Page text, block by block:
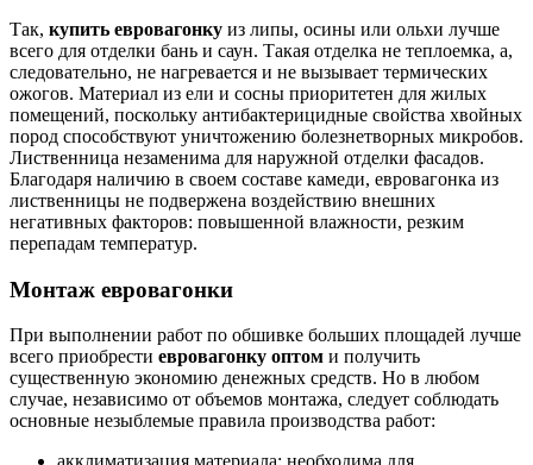
Так, купить евровагонку из липы, осины или ольхи лучше
всего для отделки бань и саун. Такая отделка не теплоемка, а,
следовательно, не нагревается и не вызывает термических
ожогов. Материал из ели и сосны приоритетен для жилых
помещений, поскольку антибактерицидные свойства хвойных
пород способствуют уничтожению болезнетворных микробов.
Лиственница незаменима для наружной отделки фасадов.
Благодаря наличию в своем составе камеди, евровагонка из
лиственницы не подвержена воздействию внешних
негативных факторов: повышенной влажности, резким
перепадам температур.
Монтаж евровагонки
При выполнении работ по обшивке больших площадей лучше
всего приобрести евровагонку оптом и получить
существенную экономию денежных средств. Но в любом
случае, независимо от объемов монтажа, следует соблюдать
основные незыблемые правила производства работ: